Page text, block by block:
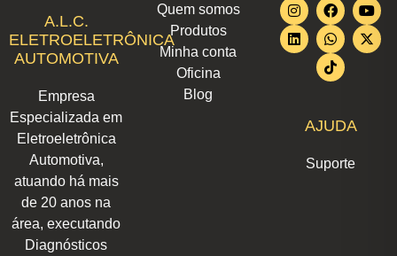
A.L.C.
ELETROELETRÔNICA
AUTOMOTIVA
Empresa
Especializada em
Eletroeletrônica
Automotiva,
atuando há mais
de 20 anos na
área, executando
Diagnósticos
Quem somos
Produtos
Minha conta
Oficina
Blog
n
s
t
a
c
e
b
o
o
u
t
i
n
k
h
a
t
s
a
-
t
w
i
k
t
o
k
AJUDA
Suporte